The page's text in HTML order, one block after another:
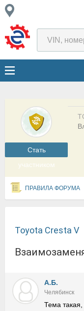
Cтать
участником
ПРАВИЛА ФОРУМА
Toyota Cresta V
А.Б.
Челябинск
Тема